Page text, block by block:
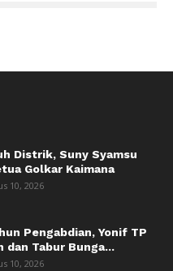
Distrik, Suny Syamsu
Golkar Kaimana
10, 2026
Pengabdian, Yonif TP
dan Tabur Bunga...
10, 2026